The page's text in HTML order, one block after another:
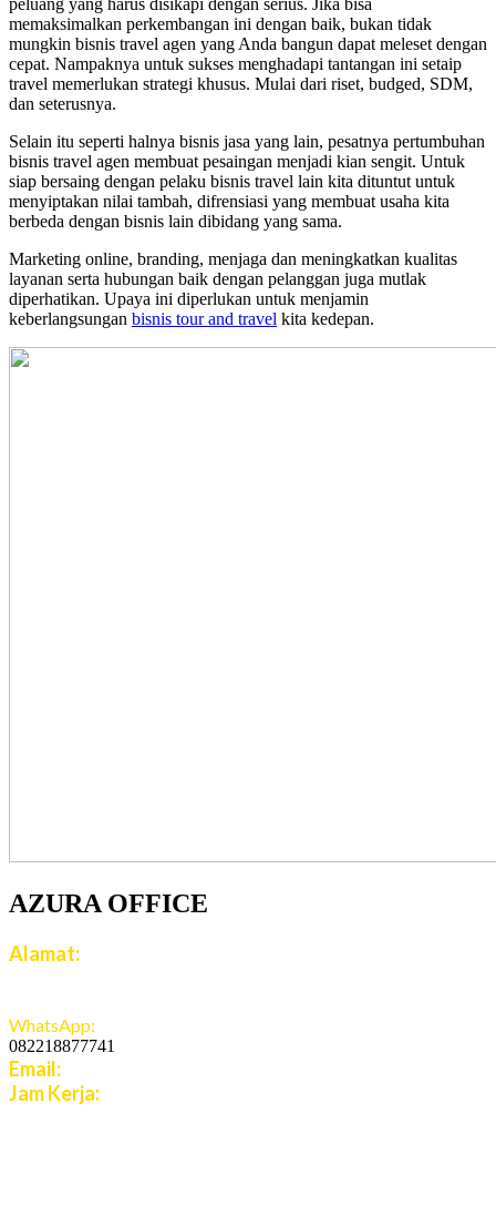
memaksimalkan perkembangan ini dengan baik, bukan tidak
mungkin bisnis travel agen yang Anda bangun dapat meleset dengan
cepat. Nampaknya untuk sukses menghadapi tantangan ini setaip
travel memerlukan strategi khusus. Mulai dari riset, budged, SDM,
dan seterusnya.
Selain itu seperti halnya bisnis jasa yang lain, pesatnya pertumbuhan
bisnis travel agen membuat pesaingan menjadi kian sengit. Untuk
siap bersaing dengan pelaku bisnis travel lain kita dituntut untuk
menyiptakan nilai tambah, difrensiasi yang membuat usaha kita
berbeda dengan bisnis lain dibidang yang sama.
Marketing online, branding, menjaga dan meningkatkan kualitas
layanan serta hubungan baik dengan pelanggan juga mutlak
diperhatikan. Upaya ini diperlukan untuk menjamin
keberlangsungan bisnis tour and travel kita kedepan.
AZURA OFFICE
Alamat:
WhatsApp:
082218877741
Email:
Jam Kerja: